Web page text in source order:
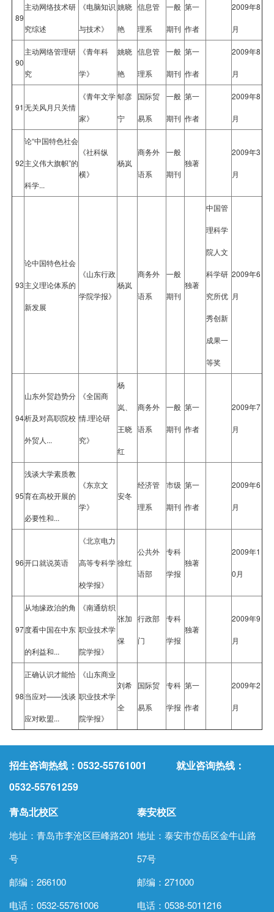
89
主动网络技术研
究综述
《电脑知识
与技术》
姚晓
艳
信息管
理系
一般
期刊
第一
作者
2009年8
月
90
主动网络管理研
究
《青年科
学》
姚晓
艳
信息管
理系
一般
期刊
第一
作者
2009年8
月
91无关风月只关情
《青年文学
家》
郇彦
宁
国际贸
易系
一般
期刊
第一
作者
2009年8
月
92
论“中国特色社会
主义伟大旗帜”的
科学...
《社科纵
横》
杨岚
商务外
语系
一般
期刊
独著
2009年3
月
93
论中国特色社会
主义理论体系的
新发展
《山东行政
学院学报》
杨岚
商务外
语系
一般
期刊
独著
中国管
理科学
院人文
科学研
究所优
秀创新
成果一
等奖
2009年6
月
94
山东外贸趋势分
析及对高职院校
外贸人...
《全国商
情.理论研
究》
杨
岚、
王晓
红
商务外
语系
一般
期刊
第一
作者
2009年7
月
95
浅谈大学素质教
育在高校开展的
必要性和...
《东京文
学》
安冬
经济管
理系
市级
期刊
第一
作者
2009年6
月
96开口就说英语
《北京电力
高等专科学
校学报》
徐红
公共外
语部
专科
学报
独著
2009年1
0月
97
从地缘政治的角
度看中国在中东
的利益和...
《南通纺织
职业技术学
院学报》
张加
保
行政部
门
专科
学报
独著
2009年9
月
98
正确认识才能恰
当应对——浅谈
应对欧盟...
《山东商业
职业技术学
院学报》
刘希
全
国际贸
易系
专科
学报
第一
作者
2009年2
月
招生咨询热线：0532-55761001 就业咨询热线：
0532-55761259
青岛北校区
地址：青岛市李沧区巨峰路201
号
邮编：266100
电话：0532-55761006
泰安校区
地址：泰安市岱岳区金牛山路
57号
邮编：271000
电话： 0538-5011216